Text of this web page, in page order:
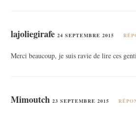
lajoliegirafe 24 SEPTEMBRE 2015
Merci beaucoup, je suis ravie de lire ces
Mimoutch 23 SEPTEMBRE 2015